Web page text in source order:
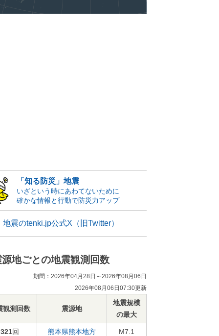
「知る防災」地震
いざという時にあわてないために
確かな情報と行動で防災力アップ
地震のtenki.jp公式X（旧Twitter）
源地ごとの地震観測回数
期間：2026年04月28日～2026年08月06日
2026年08月06日07:30更新
観測回数 震源地
地震規模
の最大
321回 熊本県熊本地方 M7.1